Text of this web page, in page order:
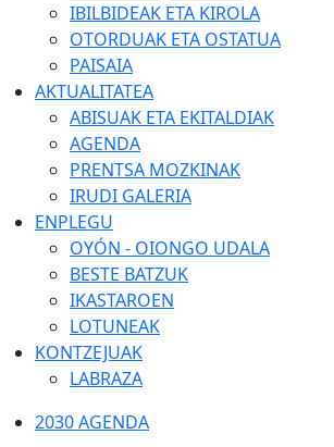
IBILBIDEAK ETA KIROLA
OTORDUAK ETA OSTATUA
PAISAIA
AKTUALITATEA
ABISUAK ETA EKITALDIAK
AGENDA
PRENTSA MOZKINAK
IRUDI GALERIA
ENPLEGU
OYÓN - OIONGO UDALA
BESTE BATZUK
IKASTAROEN
LOTUNEAK
KONTZEJUAK
LABRAZA
2030 AGENDA